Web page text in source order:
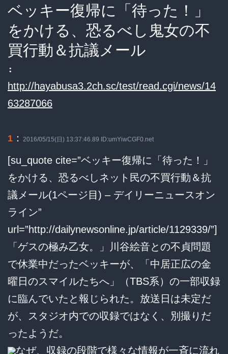
ベッキー復帰に「待った！」
をかける、恐るべし鬼女の不
買行動＆抗議メール
:
http://hayabusa3.2ch.sc/test/read.cgi/news/14
63287066
1 ： 2016/05/15(日) 13:37:46.89 ID:umYiwCGF0.net
[su_quote cite=”ベッキー復帰に「待った！」
をかける、恐るべしネット民の不買行動＆抗
議メール(1ページ目) – デイリーニュースオン
ライン”
url=”http://dailynewsonline.jp/article/1129339/”]
「ゲスの極み乙女。」川谷絵音との不貞問題
で休業中だったベッキーが、「中居正広の金
曜日のスマイルたちへ」（TBS系）の一部収録
に臨んでいたと報じられた。放送日は未定だ
が、スタジオ内での収録ではなく、別撮りだ
ったようだ。
なぜ、収録の段階で様々な情報が一斉に流れ